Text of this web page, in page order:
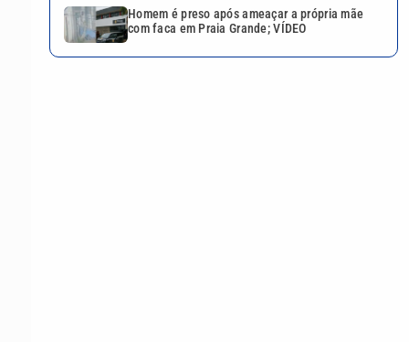
Homem é preso após ameaçar a própria mãe
com faca em Praia Grande; VÍDEO